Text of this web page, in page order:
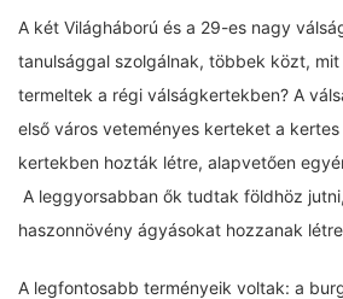
A két Világháború és a 29-es nagy
tanulsággal szolgálnak, többek közt,
termeltek a régi válságkertekben? A
első város veteményes kerteket a
kertekben hozták létre, alapvetően
A leggyorsabban ők tudtak földhöz
haszonnövény ágyásokat hozzanak
A legfontosabb terményeik voltak: a